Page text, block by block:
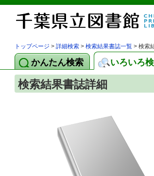
トップページ > 詳細検索 > 検索結果書誌一覧 > 検索
かんたん検索 いろいろ
検索結果書誌詳細